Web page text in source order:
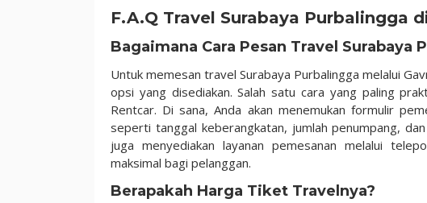
F.A.Q Travel Surabaya Purbalingga
Bagaimana Cara Pesan Travel Surabaya
Untuk memesan travel Surabaya Purbalingga melalui
opsi yang disediakan. Salah satu cara yang paling
Rentcar. Di sana, Anda akan menemukan formulir
seperti tanggal keberangkatan, jumlah penumpang,
juga menyediakan layanan pemesanan melalui
maksimal bagi pelanggan.
Berapakah Harga Tiket Travelnya?